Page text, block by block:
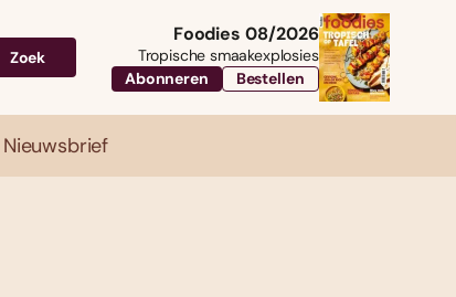
Zoek
Foodies 08/2026
Tropische smaakexplosies
Abonneren
Bestellen
Nieuwsbrief